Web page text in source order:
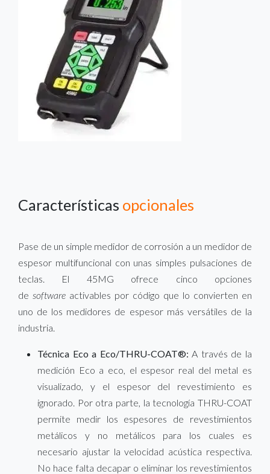
Características opcionales
Pase de un simple medidor de corrosión a un medidor de
espesor multifuncional con unas simples pulsaciones de
teclas. El 45MG ofrece cinco opciones
de software activables por código que lo convierten en
uno de los medidores de espesor más versátiles de la
industria.
Técnica Eco a Eco/THRU-COAT®: A través de la
medición Eco a eco, el espesor real del metal es
visualizado, y el espesor del revestimiento es
ignorado. Por otra parte, la tecnología THRU-COAT
permite medir los espesores de revestimientos
metálicos y no metálicos para los cuales es
necesario ajustar la velocidad acústica respectiva.
No hace falta decapar o eliminar los revestimientos